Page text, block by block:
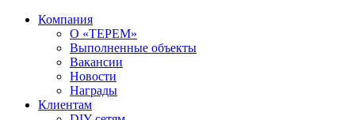
Компания
О «ТЕРЕМ»
Выполненные объекты
Вакансии
Новости
Награды
Клиентам